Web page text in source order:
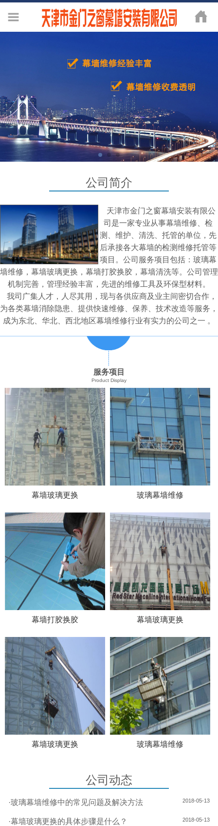
公司简介
天津市金门之窗幕墙安装有限公
司是一家专业从事幕墙维修、检
测、维护、清洗、托管的单位，先
后承接各大幕墙的检测维修托管等
项目。公司服务项目包括：玻璃幕
墙维修，幕墙玻璃更换，幕墙打胶换胶，幕墙清洗等。公司管理
机制完善，管理经验丰富，先进的维修工具及环保型材料。
我司广集人才，人尽其用，现与各供应商及业主间密切合作，
为各类幕墙消除隐患、提供快速维修、保养、技术改造等服务，
成为东北、华北、西北地区幕墙维修行业有实力的公司之一 。
服务项目
Product Display
幕墙玻璃更换 玻璃幕墙维修
幕墙打胶换胶 幕墙玻璃更换
幕墙玻璃更换 玻璃幕墙维修
公司动态
2018-05-13
·玻璃幕墙维修中的常见问题及解决方法
2018-05-13
·幕墙玻璃更换的具体步骤是什么？